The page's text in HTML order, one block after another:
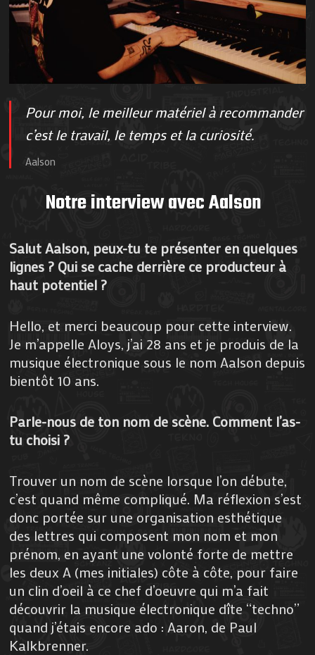
Pour moi, le meilleur matériel à recommander
c’est le travail, le temps et la curiosité.
Aalson
Notre interview avec Aalson
Salut Aalson, peux-tu te présenter en quelques
lignes ? Qui se cache derrière ce producteur à
haut potentiel ?
Hello, et merci beaucoup pour cette interview.
Je m’appelle Aloys, j’ai 28 ans et je produis de la
musique électronique sous le nom Aalson depuis
bientôt 10 ans.
Parle-nous de ton nom de scène. Comment l’as-
tu choisi ?
Trouver un nom de scène lorsque l’on débute,
c’est quand même compliqué. Ma réflexion s’est
donc portée sur une organisation esthétique
des lettres qui composent mon nom et mon
prénom, en ayant une volonté forte de mettre
les deux A (mes initiales) côte à côte, pour faire
un clin d’oeil à ce chef d’oeuvre qui m’a fait
découvrir la musique électronique dîte “techno”
quand j’étais encore ado : Aaron, de Paul
Kalkbrenner.